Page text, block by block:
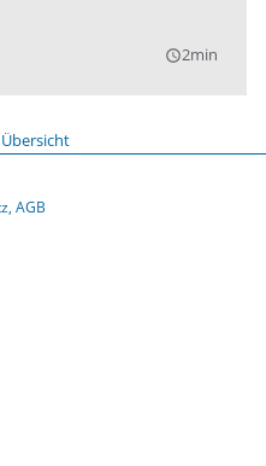
query_builder2min
AGB